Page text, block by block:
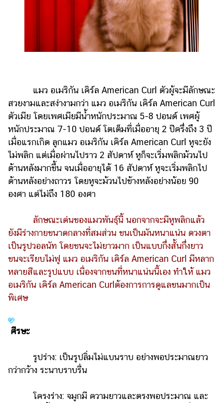
แมว อเมริกัน เคิร์ล American Curl ตัวผู้จะมีลักษณะ
สวยงามและสง่างามกว่า แมว อเมริกัน เคิร์ล American Curl
ตัวเมีย โดยเพศเมียมีน้ำหนักประมาณ 5-8 ปอนด์ เพศผู้
หนักประมาณ 7-10 ปอนด์ โตเต็มที่เมื่ออายุ 2 ปีครึ่งถึง 3 ปี
เมื่อแรกเกิด ลูกแมว อเมริกัน เคิร์ล American Curl หูจะยัง
ไม่พลิก แต่เมื่อผ่านไปราว 2 สัปดาห์ หูก็จะเริ่มพลิกม้วนไป
ด้านหลังมากขึ้น จนเมื่ออายุได้ 16 สัปดาห์ หูจะเริ่มพลิกไป
ด้านหลังอย่างถาวร โดยหูจะม้วนไปข้างหลังอย่างน้อย 90
องศา แต่ไม่ถึง 180 องศา
ลักษณะเด่นของแมวพันธุ์นี้ นอกจากจะมีหูพลิกแล้ว
ยังมีร่างกายขนาดกลางที่สมส่วน ขนเป็นมันหนาแน่น ดวงตา
เป็นรูปวอลนัท โดยขนจะไม่ยาวมาก เป็นแบบกึ่งสั้นกึ่งยาว
ขนจะเรียบไม่ฟู แมว อเมริกัน เคิร์ล American Curl มีหลาก
หลายสีและรูปแบบ เนื่องจากขนที่หนาแน่นนี้เอง ทำให้ แมว
อเมริกัน เคิร์ล American Curlต้องการการดูแลขนมากเป็น
พิเศษ
ศีรษะ
รูปร่าง: เป็นรูปลิ่มไม่แบนราบ อย่างพอประมาณยาว
กว่ากว้าง ระนาบราบรื่น
โครงร่าง: จมูกมี ความยาวและตรงพอประมาณ และ